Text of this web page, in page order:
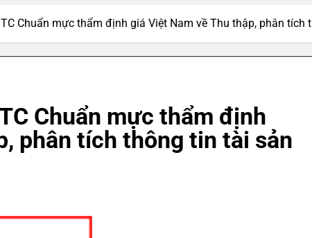
Chuẩn mực thẩm định giá Việt Nam về Thu thập, phân
Chuẩn mực thẩm định
phân tích thông tin tài sản